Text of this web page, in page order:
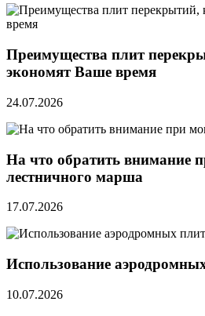
Преимущества плит
экономят Ваше время
24.07.2026
На что обратить внимание
лестничного марша
17.07.2026
Использование
10.07.2026